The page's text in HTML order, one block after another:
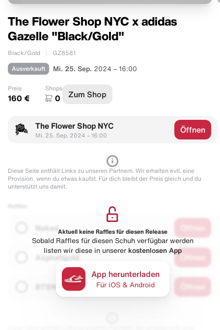
The Flower Shop NYC x adidas
Gazelle "Black/Gold"
Black/Gold GZ8581
Ausverkauft Mi. 25. Sep. 2024 – 16:00
Preis
160 €
Shops
0 Zum Shop
The Flower Shop NYC
Mi. 25. Sep. 2024 – 16:00
Öffnen
Diese Seite enthält Links zu unseren Partnern. Wir erhalten evtl. eine
Provision, wenn du etwas kaufst. Für dich bleibt der Preis gleich und du
unterstützt uns damit.
Naked
Asphaltgold
Aktuell keine Raffles für diesen Release
Sobald Raffles für diesen Schuh verfügbar werden
listen wir diese in unserer kostenlosen App
App herunterladen
Für iOS & Android